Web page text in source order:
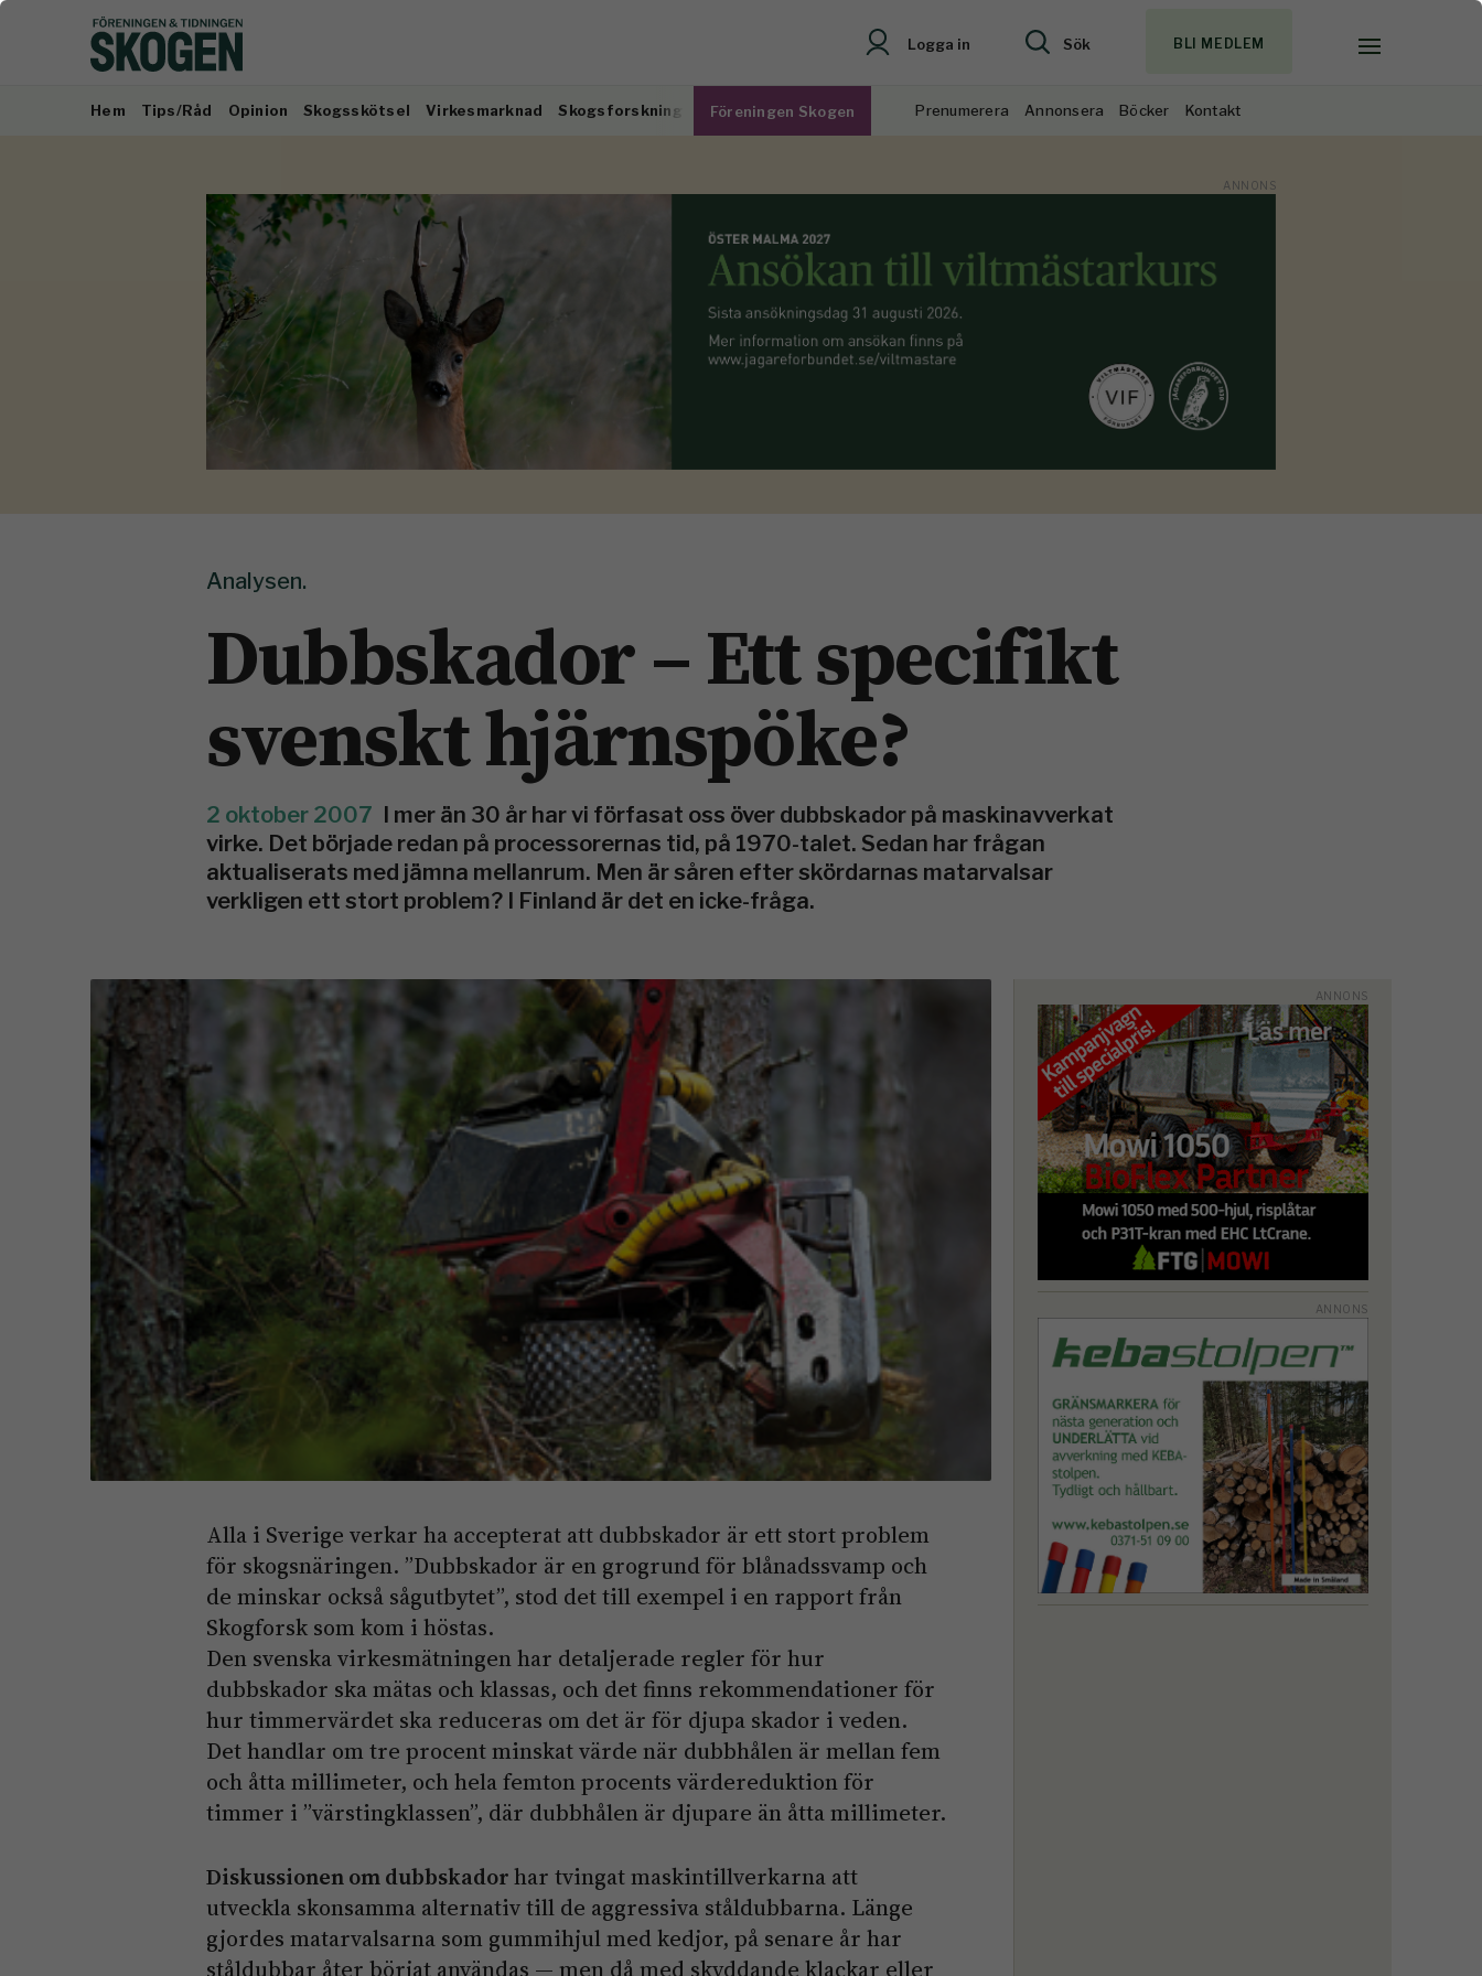
Logga in Sök BLI MEDLEM
Hem Tips/Råd Opinion Skogsskötsel Virkesmarknad Skogsforskning Föreningen Skogen Prenumerera Annonsera Böcker Kontakt
Analysen.
Dubbskador – Ett specifikt
svenskt hjärnspöke?
2 oktober 2007 I mer än 30 år har vi förfasat oss över dubbskador på maskinavverkat
virke. Det började redan på processorernas tid, på 1970-talet. Sedan har frågan
aktualiserats med jämna mellanrum. Men är såren efter skördarnas matarvalsar
verkligen ett stort problem? I Finland är det en icke-fråga.
Alla i Sverige verkar ha accepterat att dubbskador är ett stort problem
för skogsnäringen. ”Dubbskador är en grogrund för blånadssvamp och
de minskar också sågutbytet”, stod det till exempel i en rapport från
Skogforsk som kom i höstas.
Den svenska virkesmätningen har detaljerade regler för hur
dubbskador ska mätas och klassas, och det finns rekommendationer för
hur timmervärdet ska reduceras om det är för djupa skador i veden.
Det handlar om tre procent minskat värde när dubbhålen är mellan fem
och åtta millimeter, och hela femton procents värdereduktion för
timmer i ”värstingklassen”, där dubbhålen är djupare än åtta millimeter.
Diskussionen om dubbskadorhar tvingat maskintillverkarna att
utveckla skonsamma alternativ till de aggressiva ståldubbarna. Länge
gjordes matarvalsarna som gummihjul med kedjor, på senare år har
ståldubbar åter börjat användas — men då med skyddande klackar eller